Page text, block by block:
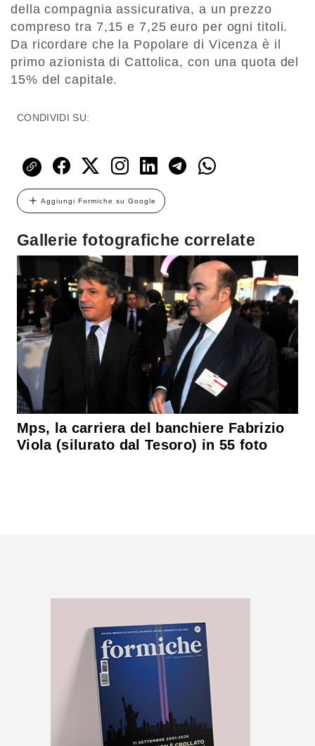
della compagnia assicurativa, a un prezzo
compreso tra 7,15 e 7,25 euro per ogni titoli.
Da ricordare che la Popolare di Vicenza è il
primo azionista di Cattolica, con una quota del
15% del capitale.
CONDIVIDI SU:
Aggiungi Formiche su Google
Gallerie fotografiche correlate
Mps, la carriera del banchiere Fabrizio
Viola (silurato dal Tesoro) in 55 foto